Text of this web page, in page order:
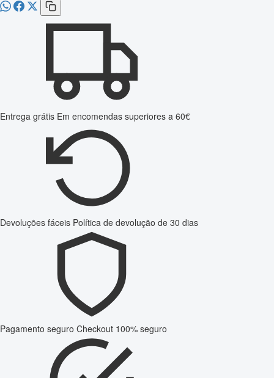
Entrega grátis Em encomendas superiores a 60€
Devoluções fáceis Política de devolução de 30 dias
Pagamento seguro Checkout 100% seguro